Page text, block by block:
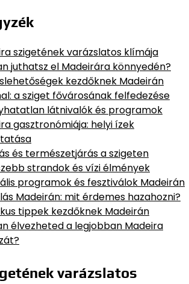
szigetének varázslatos klímája
juthatsz el Madeirára könnyedén?
kezdőknek Madeirán
a sziget fővárosának felfedezése
látnivalók és programok
gasztronómiája: helyi ízek
és természetjárás a szigeten
strandok és vízi élmények
programok és fesztiválok Madeirán
Madeirán: mit érdemes hazahozni?
tippek kezdőknek Madeirán
élvezheted a legjobban Madeira
varázslatos